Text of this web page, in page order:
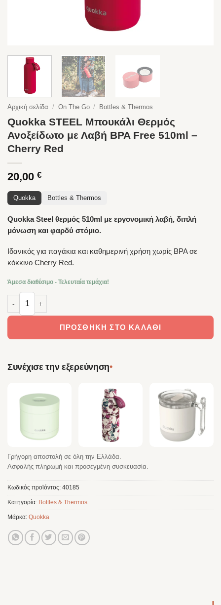
Αρχική σελίδα / On The Go / Bottles & Thermos
Quokka STEEL Μπουκάλι Θερμός
Ανοξείδωτο με Λαβή BPA Free 510ml –
Cherry Red
20,00 €
Quokka Bottles & Thermos
Quokka Steel θερμός 510ml με εργονομική λαβή, διπλή
μόνωση και φαρδύ στόμιο.
Ιδανικός για παγάκια και καθημερινή χρήση χωρίς BPA σε
κόκκινο Cherry Red.
Άμεσα διαθέσιμο - Τελευταία τεμάχια!
Quokka STEEL Μπουκάλι Θερμός Ανοξείδωτο με Λαβή BPA Free
ΠΡΟΣΘΉΚΗ ΣΤΟ ΚΑΛΆΘΙ
Συνέχισε την εξερεύνηση•
Γρήγορη αποστολή σε όλη την Ελλάδα.
Ασφαλής πληρωμή και προσεγμένη συσκευασία.
Κωδικός προϊόντος: 40185
Κατηγορία: Bottles & Thermos
Μάρκα: Quokka